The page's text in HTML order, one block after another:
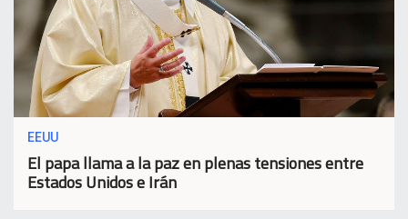
EEUU
El papa llama a la paz en plenas tensiones entre
Estados Unidos e Irán